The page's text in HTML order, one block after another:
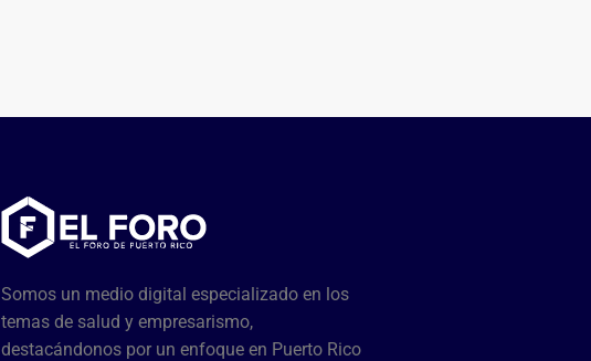
Somos un medio digital especializado en los
temas de salud y empresarismo,
destacándonos por un enfoque en Puerto Rico